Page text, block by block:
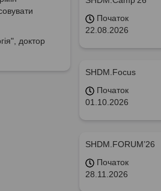
доктор
Початок
22.08.2026
SHDM.Focus
Початок
01.10.2026
SHDM.FORUM’26
Початок
28.11.2026